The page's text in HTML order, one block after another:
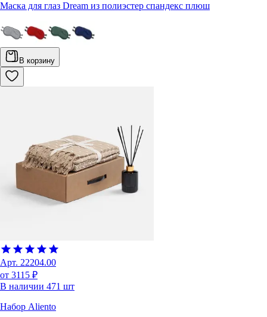
Маска для глаз Dream из полиэстер спандекс плюш
В корзину
Арт. 22204.00
от 3115 ₽
В наличии 471 шт
Набор Aliento